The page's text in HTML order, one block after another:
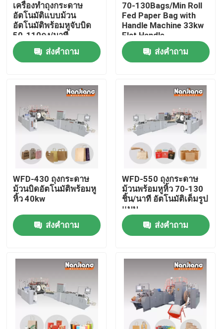
บ้าน
วิดีโอ
ติดต่อเรา
ข่าว
ขอใบเสนอราคา
เครื่องผลิตถุงกระดาษหูหิ้วแบน
ถุงกระดาษม้วนพร้อมหูหิ้ว
เครื่องทำถุงกระดาษ
อัตโนมัติแบบม้วน
อัตโนมัติพร้อมหูจับบิด
50-110ถุง/นาที
ส่งคำถาม
70-130Bags/Min Roll
Fed Paper Bag with
Handle Machine 33kw
Flat Handle
ส่งคำถาม
WFD-430 ถุงกระดาษ
ม้วนบิดอัตโนมัติพร้อมหู
หิ้ว 40kw
ส่งคำถาม
WFD-550 ถุงกระดาษ
ม้วนพร้อมหูหิ้ว 70-130
ชิ้น/นาที อัตโนมัติเต็มรูป
แบบ
ส่งคำถาม